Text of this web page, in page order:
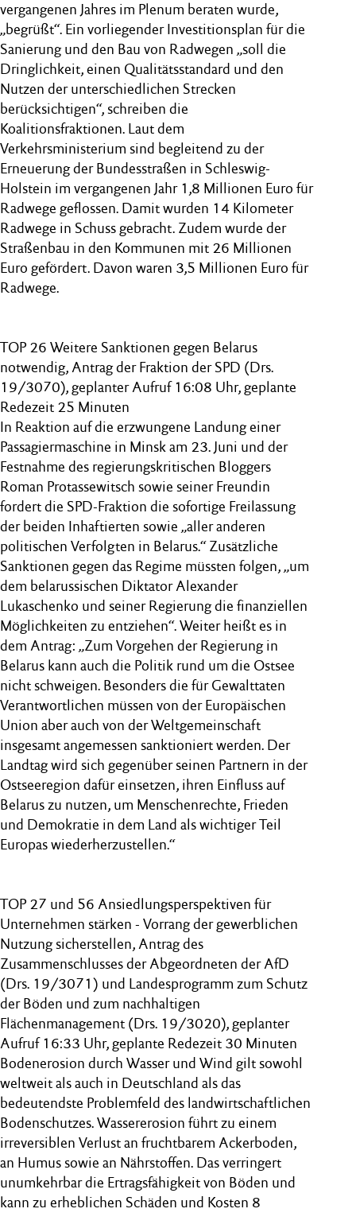
vergangenen Jahres im Plenum beraten wurde,
„begrüßt“. Ein vorliegender Investitionsplan für die
Sanierung und den Bau von Radwegen „soll die
Dringlichkeit, einen Qualitätsstandard und den
Nutzen der unterschiedlichen Strecken
berücksichtigen“, schreiben die
Koalitionsfraktionen. Laut dem
Verkehrsministerium sind begleitend zu der
Erneuerung der Bundesstraßen in Schleswig-
Holstein im vergangenen Jahr 1,8 Millionen Euro für
Radwege geflossen. Damit wurden 14 Kilometer
Radwege in Schuss gebracht. Zudem wurde der
Straßenbau in den Kommunen mit 26 Millionen
Euro gefördert. Davon waren 3,5 Millionen Euro für
Radwege.
TOP 26 Weitere Sanktionen gegen Belarus
notwendig, Antrag der Fraktion der SPD (Drs.
19/3070), geplanter Aufruf 16:08 Uhr, geplante
Redezeit 25 Minuten
In Reaktion auf die erzwungene Landung einer
Passagiermaschine in Minsk am 23. Juni und der
Festnahme des regierungskritischen Bloggers
Roman Protassewitsch sowie seiner Freundin
fordert die SPD-Fraktion die sofortige Freilassung
der beiden Inhaftierten sowie „aller anderen
politischen Verfolgten in Belarus.“ Zusätzliche
Sanktionen gegen das Regime müssten folgen, „um
dem belarussischen Diktator Alexander
Lukaschenko und seiner Regierung die finanziellen
Möglichkeiten zu entziehen“. Weiter heißt es in
dem Antrag: „Zum Vorgehen der Regierung in
Belarus kann auch die Politik rund um die Ostsee
nicht schweigen. Besonders die für Gewalttaten
Verantwortlichen müssen von der Europäischen
Union aber auch von der Weltgemeinschaft
insgesamt angemessen sanktioniert werden. Der
Landtag wird sich gegenüber seinen Partnern in der
Ostseeregion dafür einsetzen, ihren Einfluss auf
Belarus zu nutzen, um Menschenrechte, Frieden
und Demokratie in dem Land als wichtiger Teil
Europas wiederherzustellen.“
TOP 27 und 56 Ansiedlungsperspektiven für
Unternehmen stärken - Vorrang der gewerblichen
Nutzung sicherstellen, Antrag des
Zusammenschlusses der Abgeordneten der AfD
(Drs. 19/3071) und Landesprogramm zum Schutz
der Böden und zum nachhaltigen
Flächenmanagement (Drs. 19/3020), geplanter
Aufruf 16:33 Uhr, geplante Redezeit 30 Minuten
Bodenerosion durch Wasser und Wind gilt sowohl
weltweit als auch in Deutschland als das
bedeutendste Problemfeld des landwirtschaftlichen
Bodenschutzes. Wassererosion führt zu einem
irreversiblen Verlust an fruchtbarem Ackerboden,
an Humus sowie an Nährstoffen. Das verringert
unumkehrbar die Ertragsfähigkeit von Böden und
kann zu erheblichen Schäden und Kosten 8